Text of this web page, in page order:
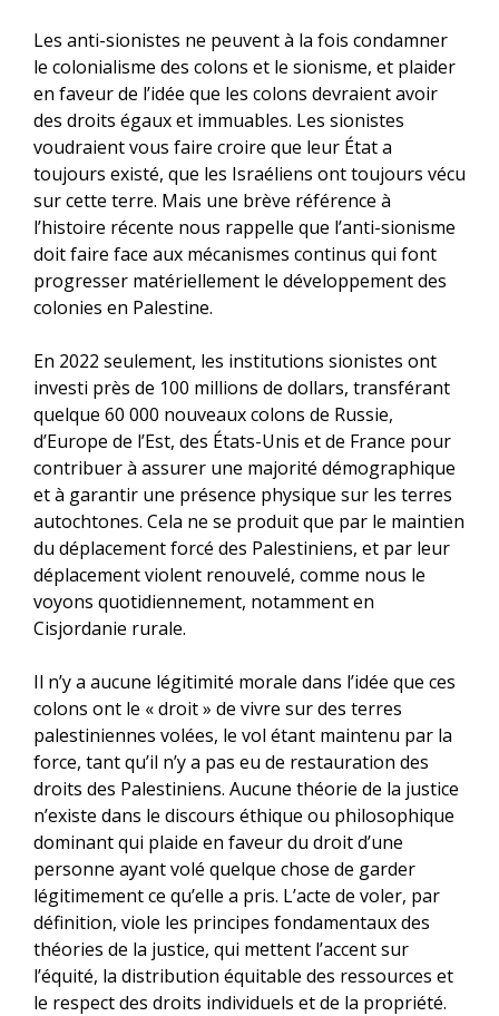
Les anti-sionistes ne peuvent à la fois condamner
le colonialisme des colons et le sionisme, et plaider
en faveur de l’idée que les colons devraient avoir
des droits égaux et immuables. Les sionistes
voudraient vous faire croire que leur État a
toujours existé, que les Israéliens ont toujours vécu
sur cette terre. Mais une brève référence à
l’histoire récente nous rappelle que l’anti-sionisme
doit faire face aux mécanismes continus qui font
progresser matériellement le développement des
colonies en Palestine.
En 2022 seulement, les institutions sionistes ont
investi près de 100 millions de dollars, transférant
quelque 60 000 nouveaux colons de Russie,
d’Europe de l’Est, des États-Unis et de France pour
contribuer à assurer une majorité démographique
et à garantir une présence physique sur les terres
autochtones. Cela ne se produit que par le maintien
du déplacement forcé des Palestiniens, et par leur
déplacement violent renouvelé, comme nous le
voyons quotidiennement, notamment en
Cisjordanie rurale.
Il n’y a aucune légitimité morale dans l’idée que ces
colons ont le « droit » de vivre sur des terres
palestiniennes volées, le vol étant maintenu par la
force, tant qu’il n’y a pas eu de restauration des
droits des Palestiniens. Aucune théorie de la justice
n’existe dans le discours éthique ou philosophique
dominant qui plaide en faveur du droit d’une
personne ayant volé quelque chose de garder
légitimement ce qu’elle a pris. L’acte de voler, par
définition, viole les principes fondamentaux des
théories de la justice, qui mettent l’accent sur
l’équité, la distribution équitable des ressources et
le respect des droits individuels et de la propriété.